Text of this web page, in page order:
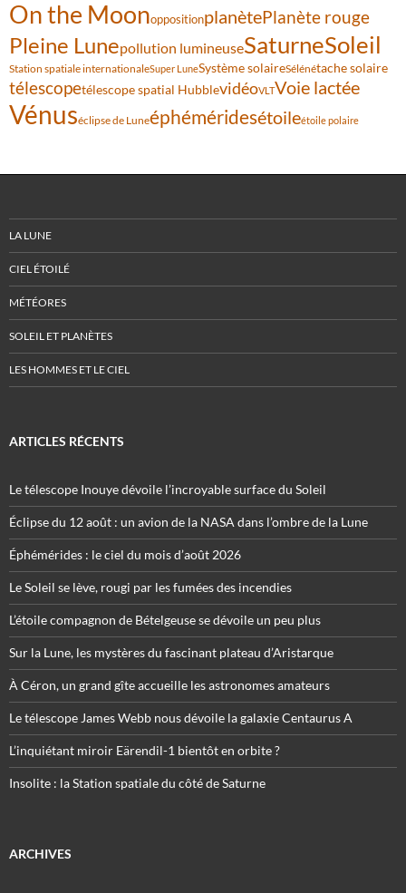
On the MoonoppositionplanètePlanète rouge
Pleine Lunepollution lumineuseSaturneSoleil
Station spatiale internationaleSuper LuneSystème solaireSélénétache solaire
télescopetélescope spatial HubblevidéoVLTVoie lactée
Vénuséclipse de Luneéphéméridesétoileétoile polaire
LA LUNE
CIEL ÉTOILÉ
MÉTÉORES
SOLEIL ET PLANÈTES
LES HOMMES ET LE CIEL
ARTICLES RÉCENTS
Le télescope Inouye dévoile l’incroyable surface du Soleil
Éclipse du 12 août : un avion de la NASA dans l’ombre de la Lune
Éphémérides : le ciel du mois d’août 2026
Le Soleil se lève, rougi par les fumées des incendies
L’étoile compagnon de Bételgeuse se dévoile un peu plus
Sur la Lune, les mystères du fascinant plateau d’Aristarque
À Céron, un grand gîte accueille les astronomes amateurs
Le télescope James Webb nous dévoile la galaxie Centaurus A
L’inquiétant miroir Eärendil-1 bientôt en orbite ?
Insolite : la Station spatiale du côté de Saturne
ARCHIVES